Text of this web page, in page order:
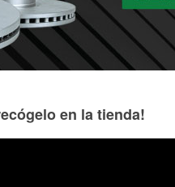
en la tienda!